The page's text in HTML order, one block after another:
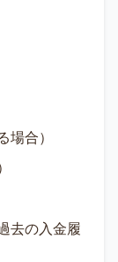
場合）
去の入金履